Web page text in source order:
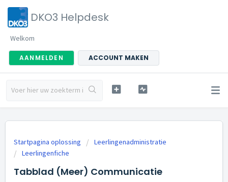
DKO3 Helpdesk
Welkom
AANMELDEN ACCOUNT MAKEN
Startpagina oplossing
Leerlingenadministratie
Leerlingenfiche
Tabblad (Meer) Communicatie